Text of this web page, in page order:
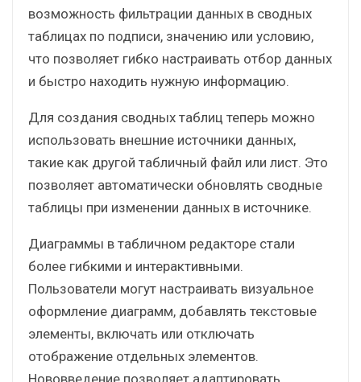
возможность фильтрации данных в сводных
таблицах по подписи, значению или условию,
что позволяет гибко настраивать отбор данных
и быстро находить нужную информацию.
Для создания сводных таблиц теперь можно
использовать внешние источники данных,
такие как другой табличный файл или лист. Это
позволяет автоматически обновлять сводные
таблицы при изменении данных в источнике.
Диаграммы в табличном редакторе стали
более гибкими и интерактивными.
Пользователи могут настраивать визуальное
оформление диаграмм, добавлять текстовые
элементы, включать или отключать
отображение отдельных элементов.
Нововведение позволяет адаптировать